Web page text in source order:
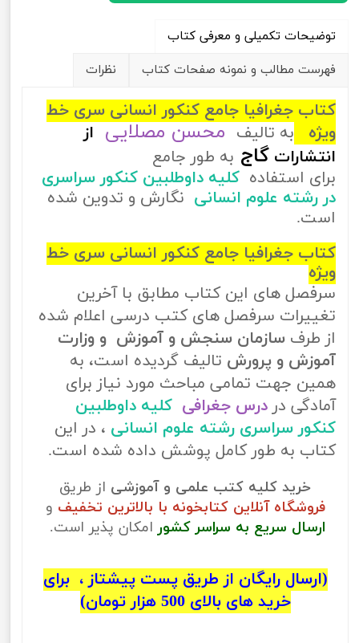
توضیحات تکمیلی و معرفی کتاب
فهرست مطالب و نمونه صفحات کتاب
نظرات
کتاب جغرافیا جامع کنکور انسانی سری خط
ویژه به تالیف محسن مصلایی از
انتشارات گاج به طور جامع
برای استفاده کلیه داوطلبین کنکور سراسری
در رشته علوم انسانی نگارش و تدوین شده
است.
کتاب جغرافیا جامع کنکور انسانی سری خط
ویژه
سرفصل های این کتاب مطابق با آخرین
تغییرات سرفصل های کتب درسی اعلام شده
از طرف سازمان سنجش و آموزش و وزارت
آموزش و پرورش تالیف گردیده است، به
همین جهت تمامی مباحث مورد نیاز برای
آمادگی در درس جغرافی کلیه داوطلبین
کنکور سراسری رشته علوم انسانی ، در این
کتاب به طور کامل پوشش داده شده است.
خرید کلیه کتب علمی و آموزشی از طریق
فروشگاه آنلاین کتابخونه با بالاترین تخفیف و
ارسال سریع به سراسر کشور امکان پذیر است.
(ارسال رایگان از طریق پست پیشتاز ، برای
خرید های بالای 500 هزار تومان)